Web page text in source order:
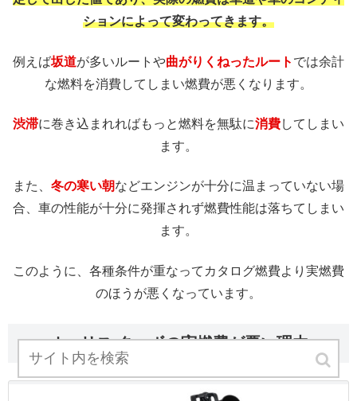
ションによって変わってきます。
例えば坂道が多いルートや曲がりくねったルート では余計
な燃料を消費してしまい燃費が悪くなります。
渋滞に巻き込まれればもっと燃料を無駄に消費してしまい
ます。
また、 冬の寒い朝などエンジンが十分に温まっていない場
合、車の性能が十分に発揮されず燃費性能は落ちてしまい
ます。
このように、各種条件が重なってカタログ燃費より実燃費
のほうが悪くなっています。
オーリス ターボの実燃費が悪い理由